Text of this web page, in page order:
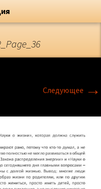
сайт
Следующее →